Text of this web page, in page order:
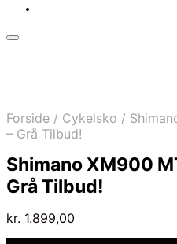
Forside / Cykelsko /
– Grå Tilbud!
Shimano XM900
Grå Tilbud!
kr. 1.899,00